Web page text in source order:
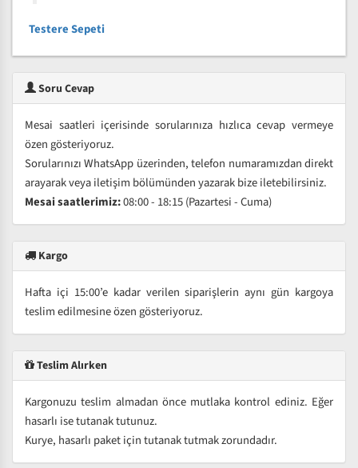
Testere Sepeti
Soru Cevap
Mesai saatleri içerisinde sorularınıza hızlıca cevap vermeye
özen gösteriyoruz.
Sorularınızı WhatsApp üzerinden, telefon numaramızdan direkt
arayarak veya iletişim bölümünden yazarak bize iletebilirsiniz.
Mesai saatlerimiz:08:00 - 18:15 (Pazartesi - Cuma)
Kargo
Hafta içi 15:00’e kadar verilen siparişlerin aynı gün kargoya
teslim edilmesine özen gösteriyoruz.
Teslim Alırken
Kargonuzu teslim almadan önce mutlaka kontrol ediniz. Eğer
hasarlı ise tutanak tutunuz.
Kurye, hasarlı paket için tutanak tutmak zorundadır.